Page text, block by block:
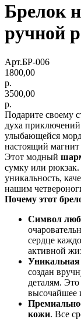
Брелок
ручной
Арт.БР-006
1800,00
р.
3500,00
р.
Подарите своему
духа
улыбающейся
настоящий
Этот модный
сумку или рюкзак.
уникальность,
нашим
Почему этот
Символ
сердце
активной
Уникальная
создан
деталям.
высочайшее
кожи. Все